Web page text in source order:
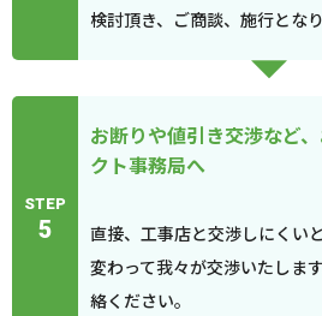
検討頂き、ご商談、施行となり
STEP
5
お断りや値引き交渉など
クト事務局へ
直接、工事店と交渉しにくい
変わって我々が交渉いたしま
絡ください。